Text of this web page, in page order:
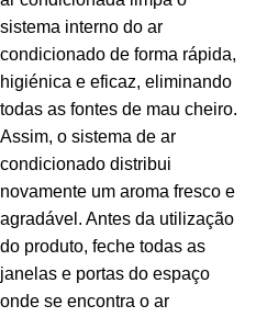
sistema interno do ar
condicionado de forma rápida,
higiénica e eficaz, eliminando
todas as fontes de mau cheiro.
Assim, o sistema de ar
condicionado distribui
novamente um aroma fresco e
agradável. Antes da utilização
do produto, feche todas as
janelas e portas do espaço
onde se encontra o ar